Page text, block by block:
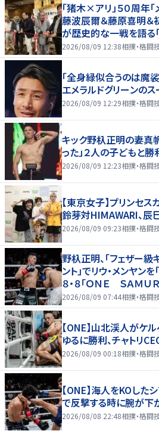
「猪木×アリ」５０周年
藤波辰爾＆藤原喜明＆
が歴史的な一戦を語る
ラザホテルで３１日まで
2026/08/09 12:38相撲・格闘
「全身緑似合うのは魔
エメラルドグリーンの
2026/08/09 12:29相撲・格闘
キック野杁正明の妻真
った」２人の子どもと勝
2026/08/09 12:23相撲・格闘
【東京女子】プリンセ
鈴芽対HIMAWARI、辰
2026/08/09 09:23相撲・格闘
野杁正明、「フェザー級
ント」でリウ・メンヤン
８・８「ＯＮＥ ＳＡＭＵ
2026/08/09 07:44相撲・格闘
【ONE】山北渓人がケ
ゆるに勝利、チャトリ
2026/08/09 00:18相撲・格闘
【ONE】海人をKOした
で反撃する時に腕が下
2026/08/08 22:48相撲・格闘